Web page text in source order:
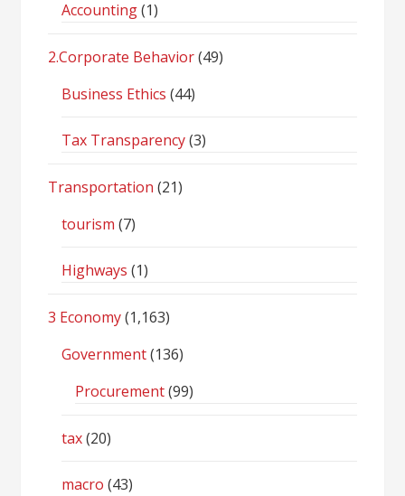
Accounting(1)
2.Corporate Behavior(49)
Business Ethics (44)
Tax Transparency(3)
Transportation (21)
tourism (7)
Highways (1)
3 Economy(1,163)
Government(136)
Procurement(99)
tax(20)
macro (43)